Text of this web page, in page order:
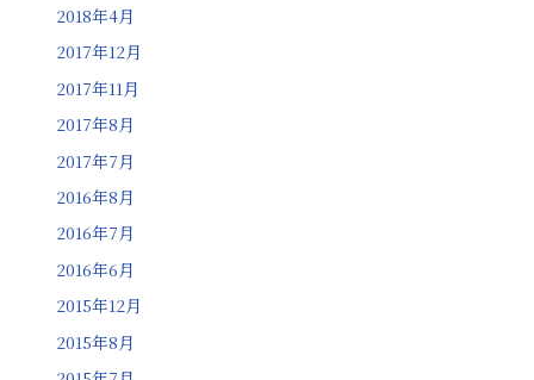
2018年4月
2017年12月
2017年11月
2017年8月
2017年7月
2016年8月
2016年7月
2016年6月
2015年12月
2015年8月